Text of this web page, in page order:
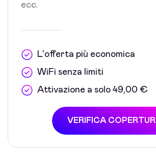
ecc.
L'offerta più economica
WiFi senza limiti
Attivazione a solo 49,00 €
VERIFICA